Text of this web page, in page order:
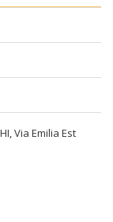
Via Emilia Est